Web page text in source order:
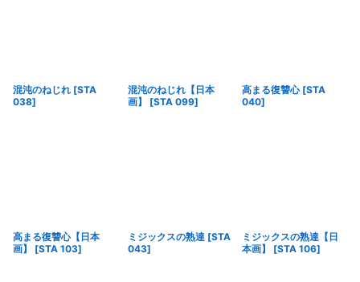
混沌のねじれ [STA
038]
混沌のねじれ【日本
画】
[STA 099]
高まる復讐心 [STA
040]
高まる復讐心【日本
画】
[STA 103]
ミジックスの熟達 [STA
043]
ミジックスの熟達【日
本画】
[STA 106]